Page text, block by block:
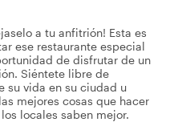
a tu anfitrión! Esta es
ese restaurante especial
de disfrutar de un
Siéntete libre de
su vida en su ciudad u
mejores cosas que hacer
locales saben mejor.